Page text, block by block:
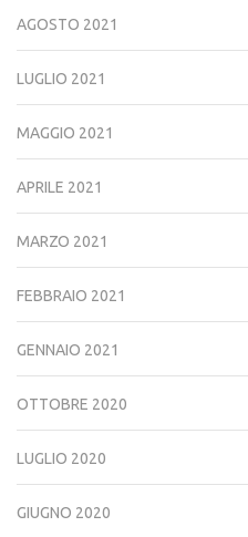
AGOSTO 2021
LUGLIO 2021
MAGGIO 2021
APRILE 2021
MARZO 2021
FEBBRAIO 2021
GENNAIO 2021
OTTOBRE 2020
LUGLIO 2020
GIUGNO 2020